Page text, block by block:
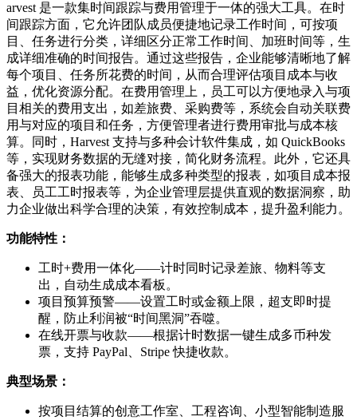
arvest 是一款集时间跟踪与费用管理于一体的强大工具。在时
间跟踪方面，它允许团队成员便捷地记录工作时间，可按项
目、任务进行分类，详细区分正常工作时间、加班时间等，生
成详细准确的时间报告。通过这些报告，企业能够清晰地了解
每个项目、任务所花费的时间，从而合理评估项目成本与收
益，优化资源分配。在费用管理上，员工可以方便地录入与项
目相关的费用支出，如差旅费、采购费等，系统会自动关联费
用与对应的项目和任务，方便管理者进行费用审批与成本核
算。同时，Harvest 支持与多种会计软件集成，如 QuickBooks
等，实现财务数据的无缝对接，简化财务流程。此外，它还具
备强大的报表功能，能够生成多种类型的报表，如项目成本报
表、员工工时报表等，为企业管理层提供直观的数据洞察，助
力企业做出科学合理的决策，有效控制成本，提升盈利能力。​
功能特性：
工时+费用一体化——计时同时记录差旅、物料等支
出，自动生成成本看板。
项目预算预警——设置工时或金额上限，超支即时提
醒，防止利润被“时间黑洞”吞噬。
在线开票与收款——根据计时数据一键生成多币种发
票，支持 PayPal、Stripe 快捷收款。
典型场景：
按项目结算的创意工作室、工程咨询、小型智能制造服